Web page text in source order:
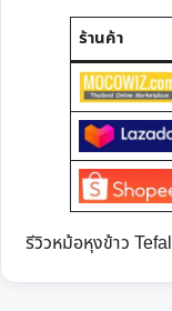
ร้านค้า
รีวิวหม้อหุงข้าว